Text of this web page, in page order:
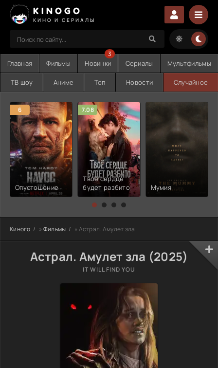
KINOGO
КИНО И СЕРИАЛЫ
Главная Фильмы Новинки
3
Сериалы Мультфильмы
ТВ шоу Аниме Топ Новости Случайное
6
Опустошение
7.08
Твоё сердце
будет разбито
Мумия
Киного » Фильмы » Астрал. Амулет зла
Астрал. Амулет зла (2025)
IT WILL FIND YOU